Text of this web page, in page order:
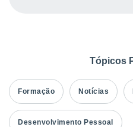
Tópicos
Formação Notícias
Desenvolvimento Pessoal